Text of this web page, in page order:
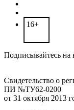
16+
Подписывайтесь на
Свидетельство о
ПИ №ТУ62-0200
от 31 октября 2013